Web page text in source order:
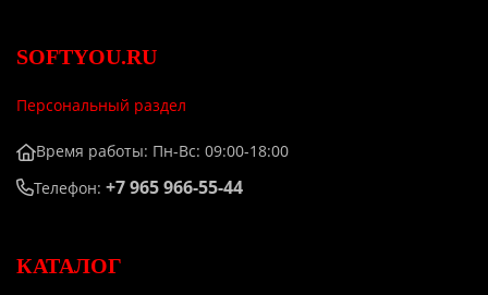
SOFTYOU.RU
Персональный раздел
Время работы: Пн-Вс: 09:00-18:00
Телефон: +7 965 966-55-44
КАТАЛОГ